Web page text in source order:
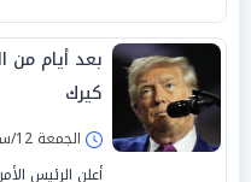
بعد أيام من
كيرك
الجمعة 12/سبتمبر/2025 - 03:57 م
أعلن الرئيس